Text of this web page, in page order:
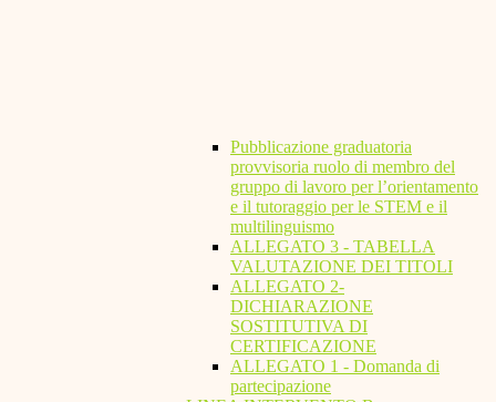
Pubblicazione graduatoria
provvisoria ruolo di membro del
gruppo di lavoro per l’orientamento
e il tutoraggio per le STEM e il
multilinguismo
ALLEGATO 3 - TABELLA
VALUTAZIONE DEI TITOLI
ALLEGATO 2-
DICHIARAZIONE
SOSTITUTIVA DI
CERTIFICAZIONE
ALLEGATO 1 - Domanda di
partecipazione